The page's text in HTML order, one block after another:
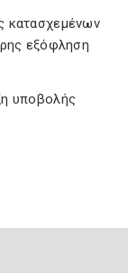
κατασχεμένων
εξόφληση
υποβολής